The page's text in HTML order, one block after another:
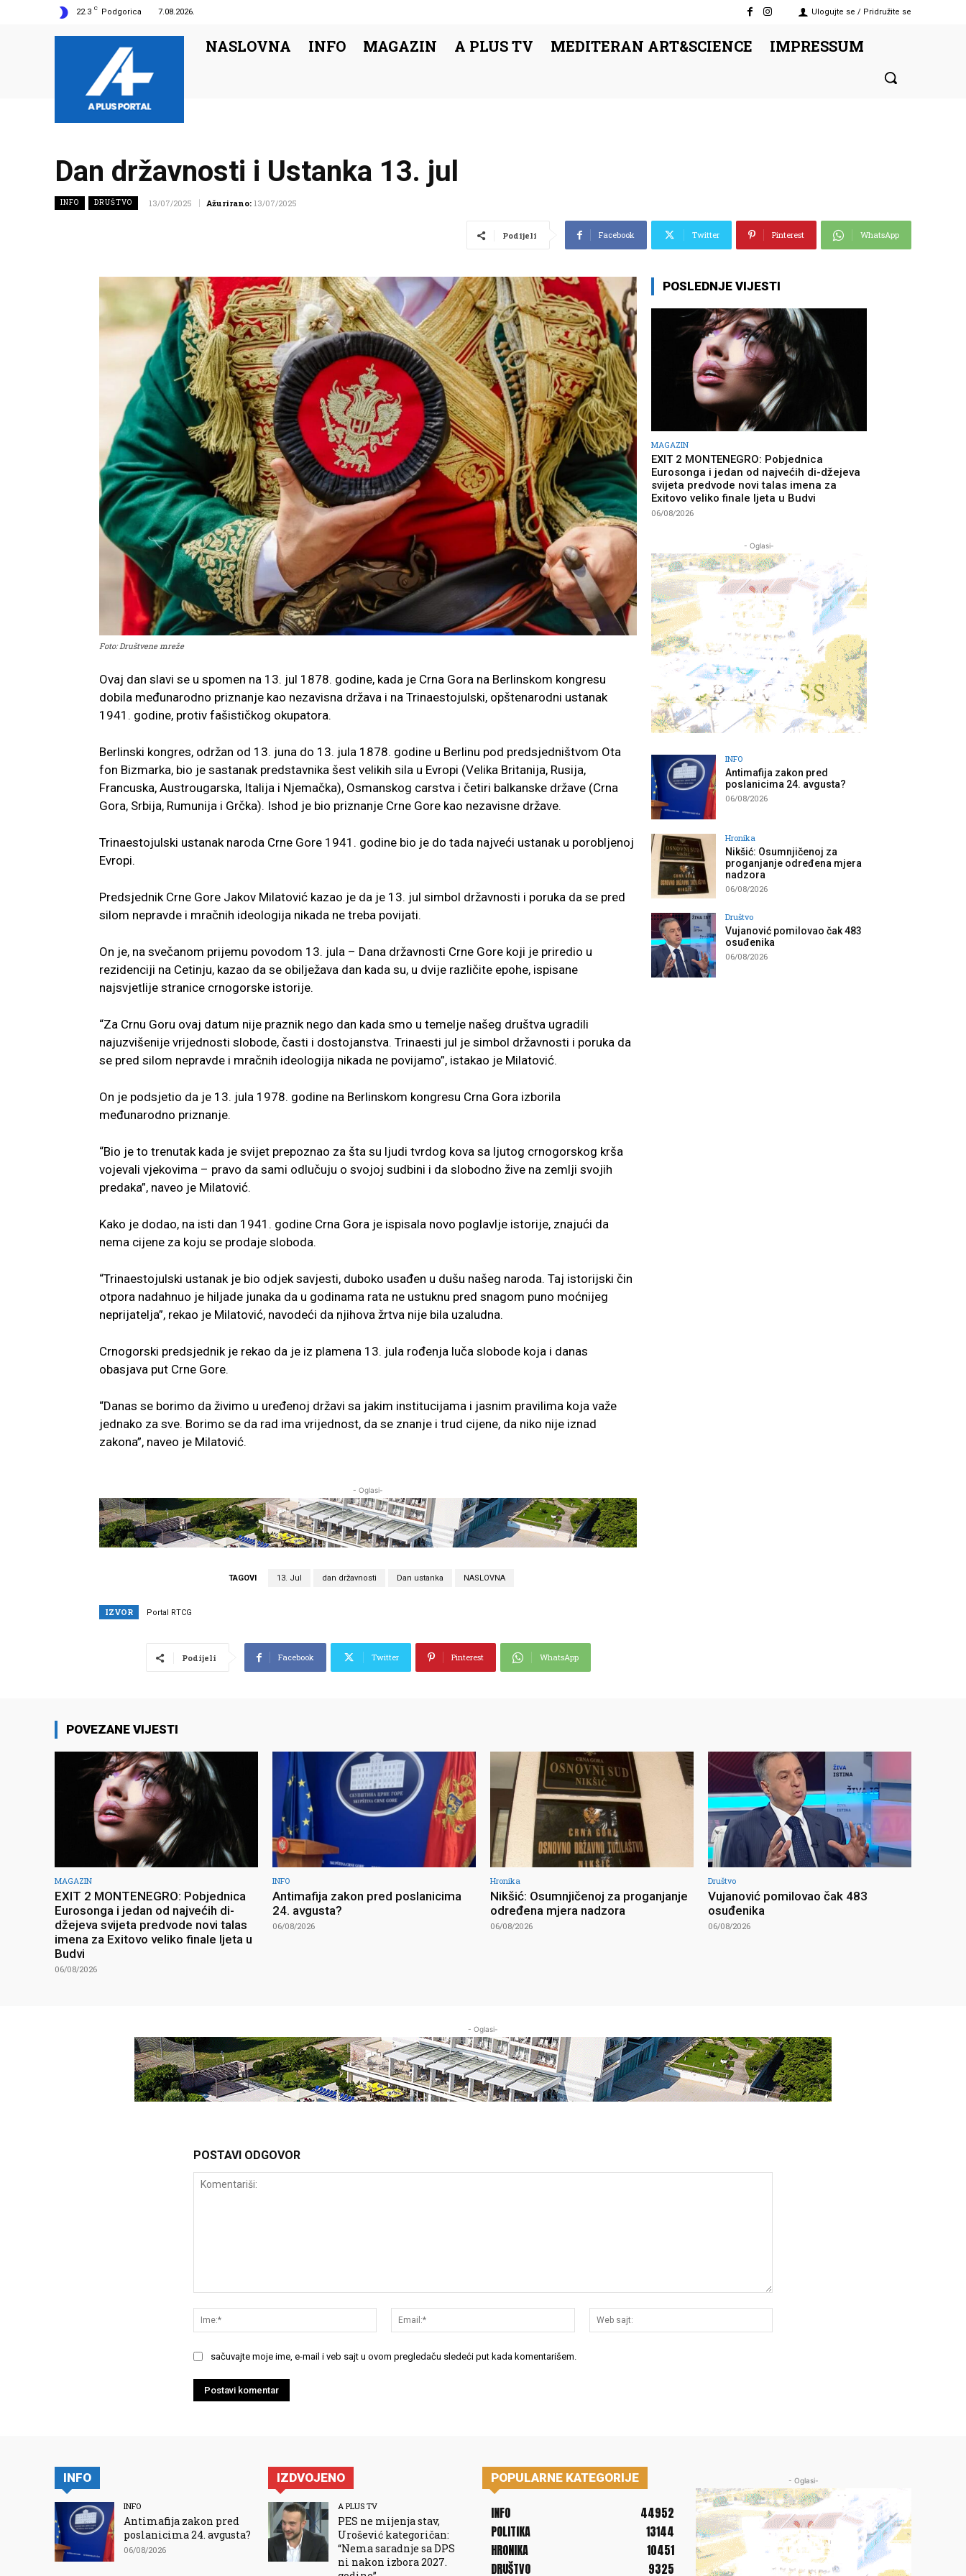
22.3 C Podgorica 7.08.2026. Ulogujte se / Pridružite se
NASLOVNA INFO MAGAZIN A PLUS TV MEDITERAN ART&SCIENCE IMPRESSUM
Dan državnosti i Ustanka 13. jul
INFO DRUŠTVO 13/07/2025 Ažurirano: 13/07/2025
Podijeli Facebook Twitter Pinterest WhatsApp
Foto: Društvene mreže
Ovaj dan slavi se u spomen na 13. jul 1878. godine, kada je Crna Gora na Berlinskom kongresu
dobila međunarodno priznanje kao nezavisna država i na Trinaestojulski, opštenarodni ustanak
1941. godine, protiv fašističkog okupatora.
Berlinski kongres, održan od 13. juna do 13. jula 1878. godine u Berlinu pod predsjedništvom Ota
fon Bizmarka, bio je sastanak predstavnika šest velikih sila u Evropi (Velika Britanija, Rusija,
Francuska, Austrougarska, Italija i Njemačka), Osmanskog carstva i četiri balkanske države (Crna
Gora, Srbija, Rumunija i Grčka). Ishod je bio priznanje Crne Gore kao nezavisne države.
Trinaestojulski ustanak naroda Crne Gore 1941. godine bio je do tada najveći ustanak u porobljenoj
Evropi.
Predsjednik Crne Gore Jakov Milatović kazao je da je 13. jul simbol državnosti i poruka da se pred
silom nepravde i mračnih ideologija nikada ne treba povijati.
On je, na svečanom prijemu povodom 13. jula – Dana državnosti Crne Gore koji je priredio u
rezidenciji na Cetinju, kazao da se obilježava dan kada su, u dvije različite epohe, ispisane
najsvjetlije stranice crnogorske istorije.
“Za Crnu Goru ovaj datum nije praznik nego dan kada smo u temelje našeg društva ugradili
najuzvišenije vrijednosti slobode, časti i dostojanstva. Trinaesti jul je simbol državnosti i poruka da
se pred silom nepravde i mračnih ideologija nikada ne povijamo”, istakao je Milatović.
On je podsjetio da je 13. jula 1978. godine na Berlinskom kongresu Crna Gora izborila
međunarodno priznanje.
“Bio je to trenutak kada je svijet prepoznao za šta su ljudi tvrdog kova sa ljutog crnogorskog krša
vojevali vjekovima – pravo da sami odlučuju o svojoj sudbini i da slobodno žive na zemlji svojih
predaka”, naveo je Milatović.
Kako je dodao, na isti dan 1941. godine Crna Gora je ispisala novo poglavlje istorije, znajući da
nema cijene za koju se prodaje sloboda.
“Trinaestojulski ustanak je bio odjek savjesti, duboko usađen u dušu našeg naroda. Taj istorijski čin
otpora nadahnuo je hiljade junaka da u godinama rata ne ustuknu pred snagom puno moćnijeg
neprijatelja”, rekao je Milatović, navodeći da njihova žrtva nije bila uzaludna.
Crnogorski predsjednik je rekao da je iz plamena 13. jula rođenja luča slobode koja i danas
obasjava put Crne Gore.
“Danas se borimo da živimo u uređenoj državi sa jakim institucijama i jasnim pravilima koja važe
jednako za sve. Borimo se da rad ima vrijednost, da se znanje i trud cijene, da niko nije iznad
zakona”, naveo je Milatović.
- Oglasi-
TAGOVI 13. Jul dan državnosti Dan ustanka NASLOVNA
IZVOR Portal RTCG
Podijeli Facebook Twitter Pinterest WhatsApp
POSLEDNJE VIJESTI
MAGAZIN
EXIT 2 MONTENEGRO: Pobjednica
Eurosonga i jedan od najvećih di-džejeva
svijeta predvode novi talas imena za
Exitovo veliko finale ljeta u Budvi
06/08/2026
- Oglasi-
INFO
Antimafija zakon pred
poslanicima 24. avgusta?
06/08/2026
Hronika
Nikšić: Osumnjičenoj za
proganjanje određena mjera
nadzora
06/08/2026
Društvo
Vujanović pomilovao čak 483
osuđenika
06/08/2026
POVEZANE VIJESTI
MAGAZIN
EXIT 2 MONTENEGRO: Pobjednica
Eurosonga i jedan od najvećih di-
džejeva svijeta predvode novi talas
imena za Exitovo veliko finale ljeta u
Budvi
06/08/2026
INFO
Antimafija zakon pred poslanicima
24. avgusta?
06/08/2026
Hronika
Nikšić: Osumnjičenoj za proganjanje
određena mjera nadzora
06/08/2026
Društvo
Vujanović pomilovao čak 483
osuđenika
06/08/2026
- Oglasi-
POSTAVI ODGOVOR
Ime:*
Email:*
sajt:
sačuvajte moje ime, e-mail i veb sajt u ovom pregledaču sledeći put kada komentarišem.
INFO
INFO
Antimafija zakon pred
poslanicima 24. avgusta?
06/08/2026
IZDVOJENO
A PLUS TV
PES ne mijenja stav,
Urošević kategoričan:
“Nema saradnje sa DPS
ni nakon izbora 2027.
POPULARNE KATEGORIJE
INFO
44952
POLITIKA
13144
HRONIKA
10451
DRUŠTVO
9325
- Oglasi-